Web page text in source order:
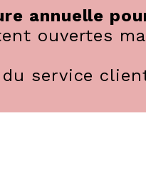
annuelle
ouvertes
service